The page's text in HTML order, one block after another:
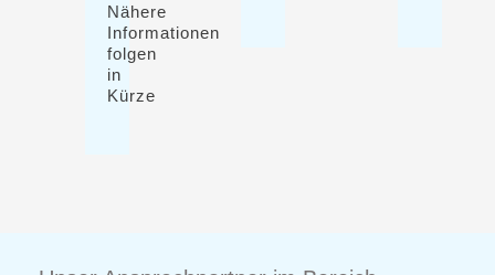
Nähere
Informationen
folgen
in
Kürze